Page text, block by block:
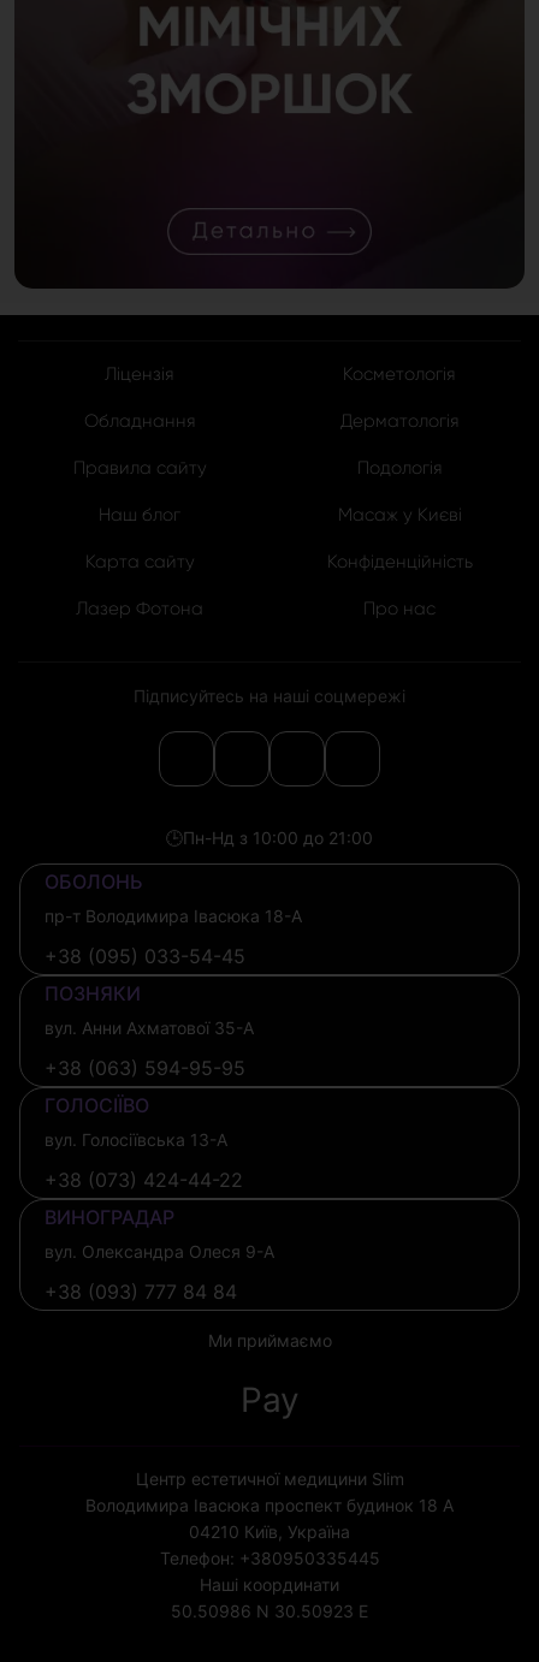
Ліцензія
Обладнання
Правила сайту
Наш блог
Карта сайту
Лазер Фотона
Косметологія
Дерматологія
Подологія
Масаж у Києві
Конфіденційність
Про нас
Підписуйтесь на наші соцмережі
🕒Пн-Нд з 10:00 до 21:00
ОБОЛОНЬ
пр-т Володимира Івасюка 18-А
+38 (095) 033-54-45
ПОЗНЯКИ
вул. Анни Ахматової 35-А
+38 (063) 594-95-95
ГОЛОСІЇВО
вул. Голосіївська 13-А
+38 (073) 424-44-22
ВИНОГРАДАР
вул. Олександра Олеся 9-А
+38 (093) 777 84 84
Ми приймаємо
Pay
Центр естетичної медицини Slim
Володимира Івасюка проспект будинок 18 А
04210 Київ, Україна
Телефон: +380950335445
Наші координати
50.50986 N 30.50923 E